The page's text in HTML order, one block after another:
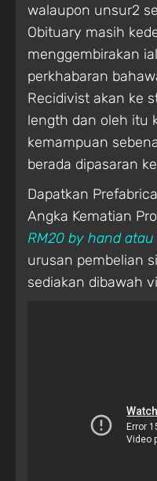
walaupon unsur2
Obituary masih
menggembirakan
perkhabaran
Recidivist akan ke
length dan oleh itu
kemampuan
berada dipasaran
Dapatkan
Angka Kematian
RM20 by hand atau
urusan pembelian
sediakan dibawah